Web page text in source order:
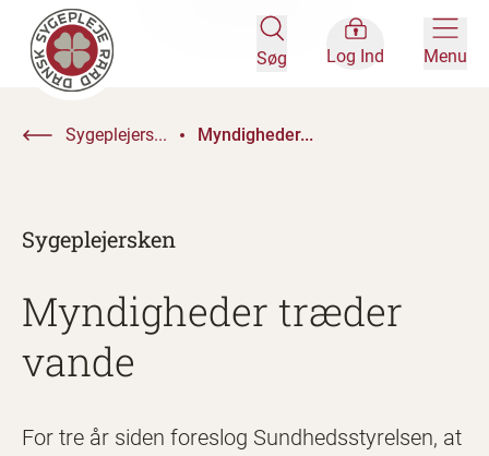
Søg Log Ind Menu
Sygeplejers... Myndigheder...
Sygeplejersken
Myndigheder træder
vande
For tre år siden foreslog Sundhedsstyrelsen, at